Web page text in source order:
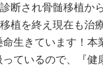
断され骨髄移植か
植を終え現在も治
命生きています！本
っているので、『健